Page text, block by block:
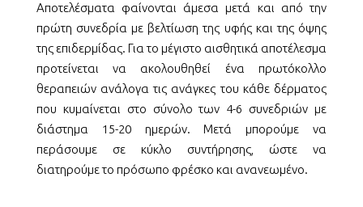
Αποτελέσματα φαίνονται άμεσα μετά και από την
πρώτη συνεδρία με βελτίωση της υφής και της όψης
της επιδερμίδας. Για το μέγιστο αισθητικά αποτέλεσμα
προτείνεται να ακολουθηθεί ένα πρωτόκολλο
θεραπειών ανάλογα τις ανάγκες του κάθε δέρματος
που κυμαίνεται στο σύνολο των 4-6 συνεδριών με
διάστημα 15-20 ημερών. Μετά μπορούμε να
περάσουμε σε κύκλο συντήρησης, ώστε να
διατηρούμε το πρόσωπο φρέσκο και ανανεωμένο.